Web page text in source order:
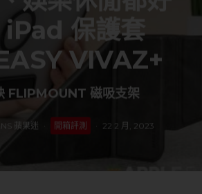
iPad 保護套
VIVAZ+
FLIPMOUNT 磁吸支架
蘋果迷 開箱評測 22 2 月, 2023